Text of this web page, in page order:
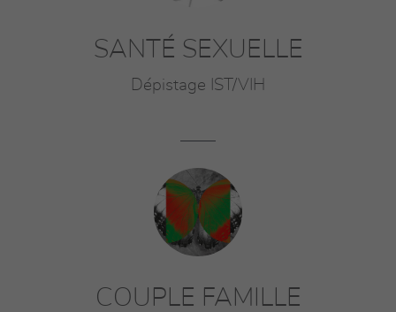
SANTÉ SEXUELLE
Dépistage IST/VIH
COUPLE FAMILLE